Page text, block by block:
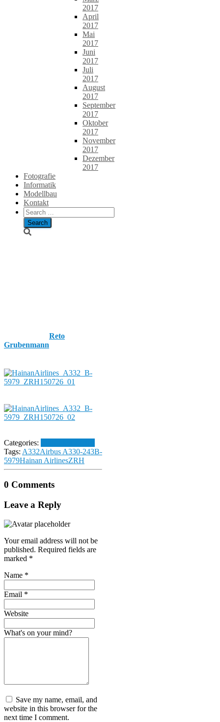
2017
April
2017
Mai
2017
Juni
2017
Juli
2017
August
2017
September
2017
Oktober
2017
November
2017
Dezember
2017
Fotografie
Informatik
Modellbau
Kontakt
Search
for:
Reto
Grubenmann
Categories:
Tags: A332Airbus A330-243B-
5979Hainan AirlinesZRH
0 Comments
Leave a Reply
Your email address will not be
published. Required fields are
marked *
Name *
Email *
Website
What's on your mind?
Save my name, email, and
website in this browser for the
next time I comment.